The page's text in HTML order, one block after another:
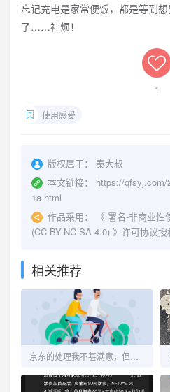
忘记充电是家常便饭，都是等到
了……神烦！
1
使用感受
版权属于：
秦大叔
本文链接：
https://qfsyj.com/
1a.html
作品采用：
《 署名-非商业性
(CC BY-NC-SA 4.0) 》许可协议授
相关推荐